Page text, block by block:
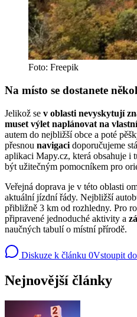
Foto: Freepik
Na místo se dostanete
Jelikož se v oblasti nevyskytují
muset výlet naplánovat na
autem do nejbližší obce a poté
přesnou navigaci doporučujeme
aplikaci Mapy.cz, která obsahuje i
být užitečným pomocníkem pro
Veřejná doprava je v této oblasti
aktuální jízdní řády. Nejbližší
přibližně 3 km od rozhledny. Pro
připravené jednoduché aktivity a
naučných tabulí o místní přírodě.
Diskuze k článku 0Vstoupit
Nejnovější články